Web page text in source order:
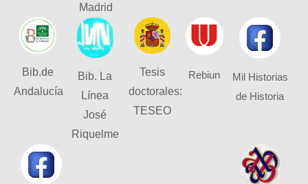
Madrid
Bib.de
Andalucía
Bib. La
Línea
José
Riquelme
Tesis
doctorales:
TESEO
Rebiun
Mil Historias
de Historia